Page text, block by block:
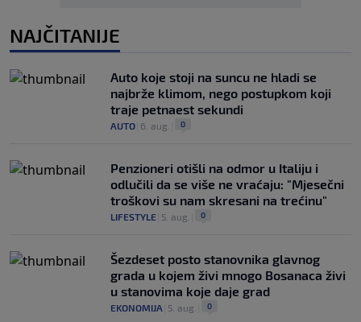
NAJČITANIJE
Auto koje stoji na suncu ne hladi se
najbrže klimom, nego postupkom koji
traje petnaest sekundi
AUTO 6. aug. 0
Penzioneri otišli na odmor u Italiju i
odlučili da se više ne vraćaju: "Mjesečni
troškovi su nam skresani na trećinu"
LIFESTYLE 5. aug. 0
Šezdeset posto stanovnika glavnog
grada u kojem živi mnogo Bosanaca živi
u stanovima koje daje grad
EKONOMIJA 5. aug. 0